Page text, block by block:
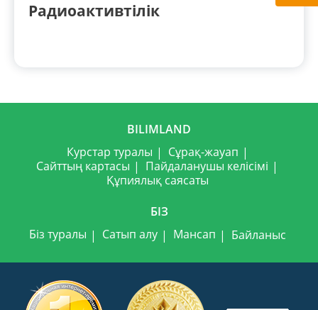
Радиоактивтілік
BILIMLAND
Курстар туралы
Сұрақ-жауап
Сайттың картасы
Пайдаланушы келісімі
Құпиялық саясаты
БІЗ
Біз туралы
Сатып алу Мансап Байланыс